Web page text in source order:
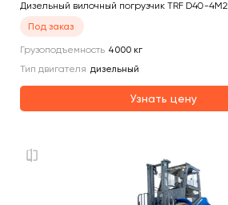
Дизельный вилочный погрузчик TRF D40-4M2
Под заказ
Грузоподъемность 4000 кг
Тип двигателя дизельный
Узнать цену